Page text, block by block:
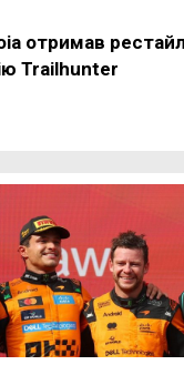
отримав
Trailhunter